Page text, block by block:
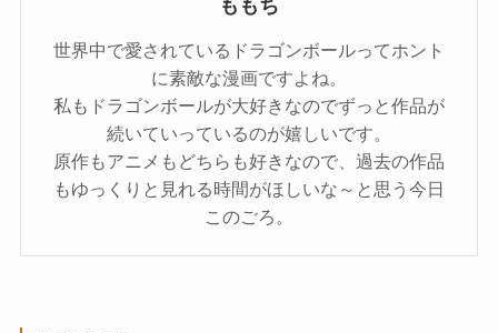
ももち
世界中で愛されているドラゴンボールってホント
に素敵な漫画ですよね。
私もドラゴンボールが大好きなのでずっと作品が
続いていっているのが嬉しいです。
原作もアニメもどちらも好きなので、過去の作品
もゆっくりと見れる時間がほしいな～と思う今日
このごろ。